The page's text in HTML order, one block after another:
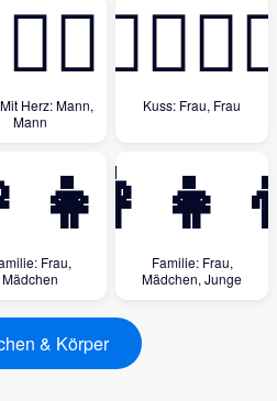
Herz: Mann,
Mann
Kuss: Frau, Frau
Frau,
Mädchen
Familie: Frau,
Mädchen, Junge
& Körper